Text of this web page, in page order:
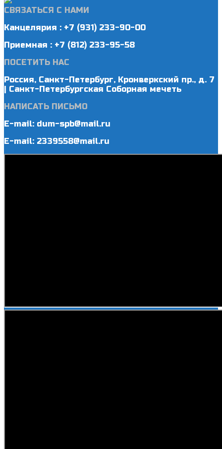
СВЯЗАТЬСЯ С НАМИ
Канцелярия : +7 (931) 233-90-00
Приемная : +7 (812) 233-95-58
ПОСЕТИТЬ НАС
Россия, Санкт-Петербург, Кронверкский пр., д. 7
| Санкт-Петербургская Соборная мечеть
НАПИСАТЬ ПИСЬМО
E-mail: dum-spb@mail.ru
E-mail: 2339558@mail.ru